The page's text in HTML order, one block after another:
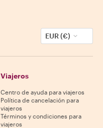
EUR (€)
Viajeros
Centro de ayuda para viajeros
Política de cancelación para
viajeros
Términos y condiciones para
viajeros